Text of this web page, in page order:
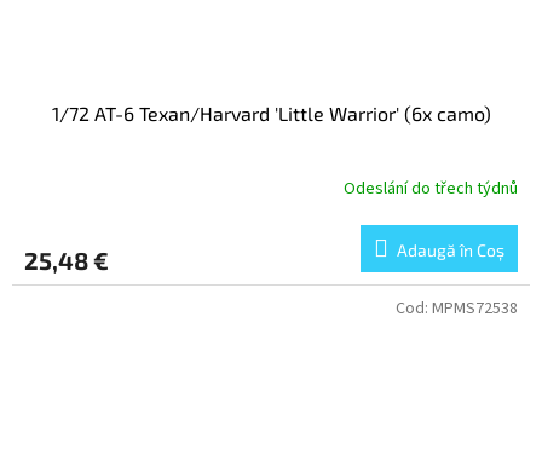
1/72 AT-6 Texan/Harvard 'Little Warrior' (6x camo)
Odeslání do třech týdnů
25,48 € Adaugă în Coş
Cod: MPMS72538